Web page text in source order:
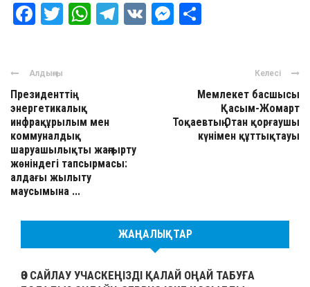
Facebook
Twitter
WhatsApp
Telegram
VK Messenger
Алдыңғы
Президенттің
энергетикалық
инфрақұрылым мен
коммуналдық
шаруашылықты жаңғырту
жөніндегі тапсырмасы:
алдағы жылыту
маусымына ...
Келесі
Мемлекет басшысы
Қасым-Жомарт
Тоқаевтың Отан қорғаушы
күнімен құттықтауы
ЖАҢАЛЫҚТАР
ӨЗ САЙЛАУ УЧАСКЕҢІЗДІ ҚАЛАЙ ОҢАЙ ТАБУҒА